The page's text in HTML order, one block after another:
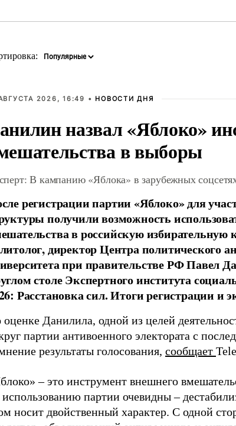
2026, 16:49 • НОВОСТИ ДНЯ
назвал «Яблоко»
в выборы
В кампанию «Яблока» в зарубежных
регистрации партии «Яблоко» для
получили возможность
в российскую
директор Центра политического
при правительстве РФ Павел
столе Экспертного института
Расстановка сил. Итоги регистрации и
Данилила, одной из целей
партии антивоенного электората с
результаты голосования, сообщает
– это инструмент внешнего
партии очевидны –
носит двойственный характер. С одной